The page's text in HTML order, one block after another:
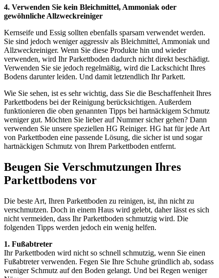
4. Verwenden Sie kein Bleichmittel, Ammoniak oder
gewöhnliche Allzweckreiniger
Kernseife und Essig sollten ebenfalls sparsam verwendet werden.
Sie sind jedoch weniger aggressiv als Bleichmittel, Ammoniak und
Allzweckreiniger. Wenn Sie diese Produkte hin und wieder
verwenden, wird Ihr Parkettboden dadurch nicht direkt beschädigt.
Verwenden Sie sie jedoch regelmäßig, wird die Lackschicht Ihres
Bodens darunter leiden. Und damit letztendlich Ihr Parkett.
Wie Sie sehen, ist es sehr wichtig, dass Sie die Beschaffenheit Ihres
Parkettbodens bei der Reinigung berücksichtigen. Außerdem
funktionieren die oben genannten Tipps bei hartnäckigem Schmutz
weniger gut. Möchten Sie lieber auf Nummer sicher gehen? Dann
verwenden Sie unsere speziellen HG Reiniger. HG hat für jede Art
von Parkettboden eine passende Lösung, die sicher ist und sogar
hartnäckigen Schmutz von Ihrem Parkettboden entfernt.
Beugen Sie Verschmutzungen Ihres
Parkettbodens vor
Die beste Art, Ihren Parkettboden zu reinigen, ist, ihn nicht zu
verschmutzen. Doch in einem Haus wird gelebt, daher lässt es sich
nicht vermeiden, dass Ihr Parkettboden schmutzig wird. Die
folgenden Tipps werden jedoch ein wenig helfen.
1. Fußabtreter
Ihr Parkettboden wird nicht so schnell schmutzig, wenn Sie einen
Fußabtreter verwenden. Fegen Sie Ihre Schuhe gründlich ab, sodass
weniger Schmutz auf den Boden gelangt. Und bei Regen weniger